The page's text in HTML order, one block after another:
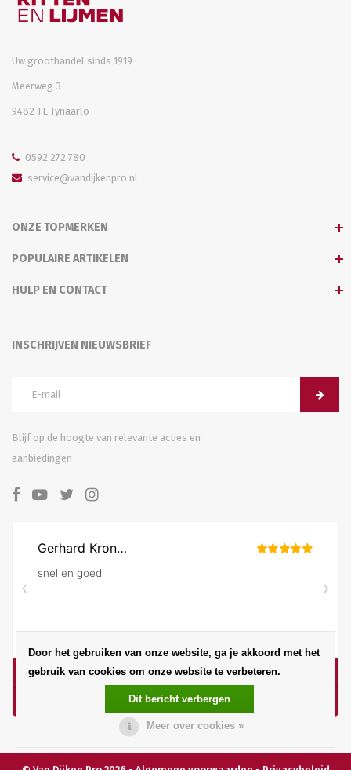
Uw groothandel sinds 1919
Meerweg 3
9482 TE Tynaarlo
0592 272 780
service@vandijkenpro.nl
ONZE TOPMERKEN
POPULAIRE ARTIKELEN
HULP EN CONTACT
INSCHRIJVEN NIEUWSBRIEF
Blijf op de hoogte van relevante acties en
aanbiedingen
Door het gebruiken van onze website, ga je akkoord met het
gebruik van cookies om onze website te verbeteren.
Dit bericht verbergen
Meer over cookies »